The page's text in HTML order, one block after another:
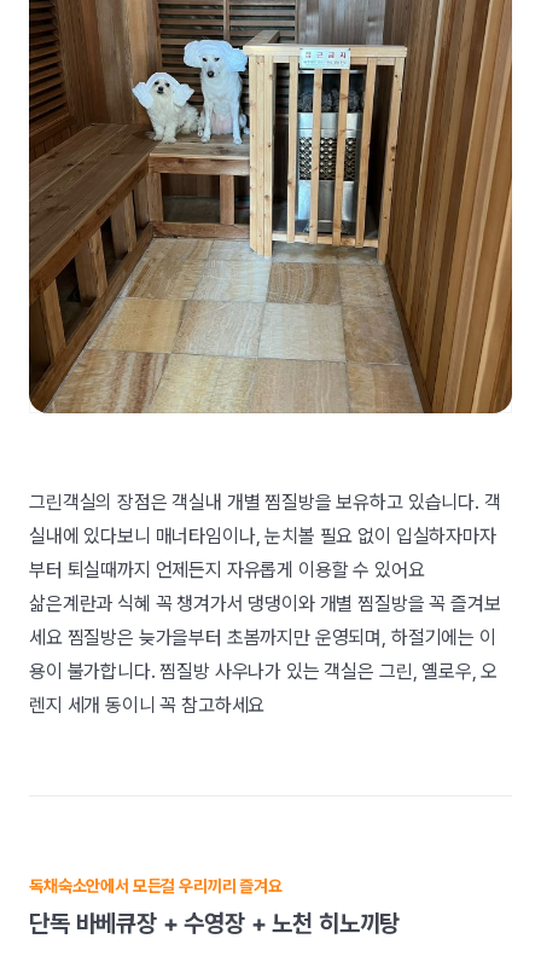
그린객실의 장점은 객실내 개별 찜질방을 보유하고 있습니다. 객
실내에 있다보니 매너타임이나, 눈치볼 필요 없이 입실하자마자
부터 퇴실때까지 언제든지 자유롭게 이용할 수 있어요
삶은계란과 식혜 꼭 챙겨가서 댕댕이와 개별 찜질방을 꼭 즐겨보
세요 찜질방은 늦가을부터 초봄까지만 운영되며, 하절기에는 이
용이 불가합니다. 찜질방 사우나가 있는 객실은 그린, 옐로우, 오
렌지 세개 동이니 꼭 참고하세요
독채숙소안에서 모든걸 우리끼리 즐겨요
단독 바베큐장 + 수영장 + 노천 히노끼탕